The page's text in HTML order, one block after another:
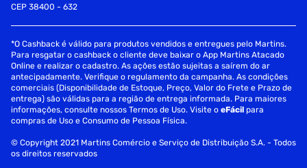
CEP 38400 - 632
*O Cashback é válido para produtos vendidos e entregues pelo Martins.
Para resgatar o cashback o cliente deve baixar o App Martins Atacado
Online e realizar o cadastro. As ações estão sujeitas a saírem do ar
antecipadamente. Verifique o regulamento da campanha. As condições
comerciais (Disponibilidade de Estoque, Preço, Valor do Frete e Prazo de
entrega) são válidas para a região de entrega informada. Para maiores
informações, consulte nossos Termos de Uso. Visite oeFácil para
compras de Uso e Consumo de Pessoa Física.
© Copyright 2021 Martins Comércio e Serviço de Distribuição S.A. - Todos
os direitos reservados